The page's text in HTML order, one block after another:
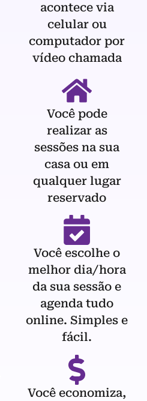
acontece via
celular ou
computador por
vídeo chamada
Você pode
realizar as
sessões na sua
casa ou em
qualquer lugar
reservado
Você escolhe o
melhor dia/hora
da sua sessão e
agenda tudo
online. Simples e
fácil.
Você economiza,